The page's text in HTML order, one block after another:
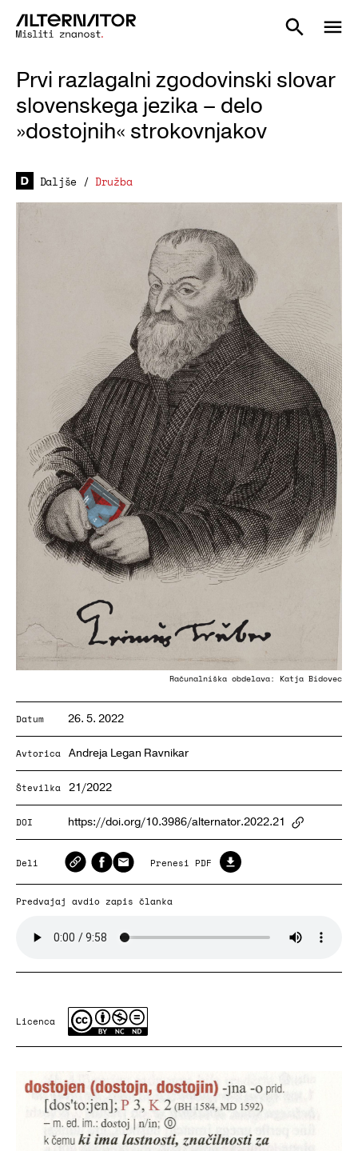
Prvi razlagalni zgodovinski slovar
slovenskega jezika – delo
»dostojnih« strokovnjakov
Daljše / Družba
Računalniška obdelava: Katja Bidovec
Datum 26. 5. 2022
Avtorica Andreja Legan Ravnikar
Številka 21/2022
DOI https://doi.org/10.3986/alternator.2022.21
Deli Prenesi PDF
Predvajaj avdio zapis članka
Licenca